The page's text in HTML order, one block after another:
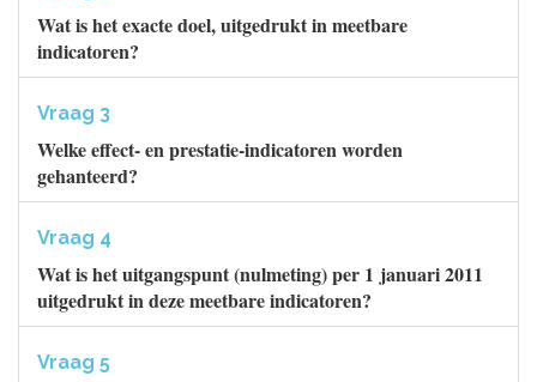
Wat is het exacte doel, uitgedrukt in meetbare
indicatoren?
Vraag 3
Welke effect- en prestatie-indicatoren worden
gehanteerd?
Vraag 4
Wat is het uitgangspunt (nulmeting) per 1 januari 2011
uitgedrukt in deze meetbare indicatoren?
Vraag 5